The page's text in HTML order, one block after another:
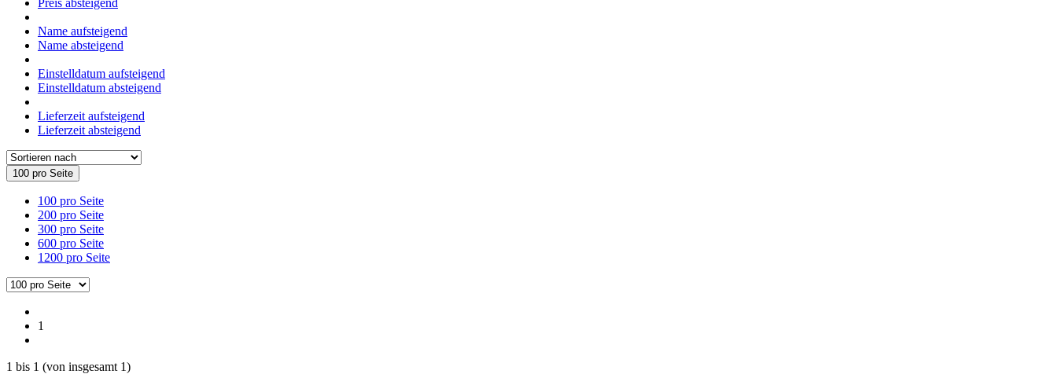
Name aufsteigend
Name absteigend
Einstelldatum aufsteigend
Einstelldatum absteigend
Lieferzeit aufsteigend
Lieferzeit absteigend
100 pro Seite
100 pro Seite
200 pro Seite
300 pro Seite
600 pro Seite
1200 pro Seite
1
1 bis 1 (von insgesamt 1)